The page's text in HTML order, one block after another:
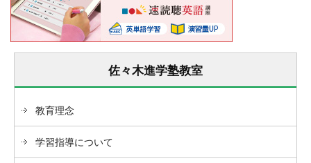
佐々木進学塾教室
教育理念
学習指導について